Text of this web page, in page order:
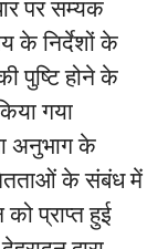
पर सम्यक
के निर्देशों के
पुष्टि होने के
गया
अनुभाग के
के संबंध में
प्राप्त हुई